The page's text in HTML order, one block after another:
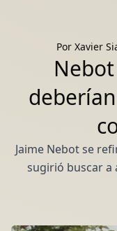
Por Xavier
Jaime Nebot se
sugirió buscar a